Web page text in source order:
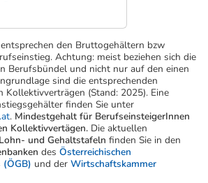
den Bruttogehältern bzw
Achtung: meist beziehen sich die
Berufsbündel und nicht nur auf den einen
sind die entsprechenden
Kollektivverträgen (Stand: 2025). Eine
finden Sie unter
. Mindestgehalt für BerufseinsteigerInnen
Kollektivvertägen. Die aktuellen
Lohn- und Gehaltstafeln finden Sie in den
des Österreichischen
und der Wirtschaftskammer